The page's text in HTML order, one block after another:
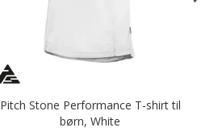
Pitch Stone Performance T-shirt til
børn, White